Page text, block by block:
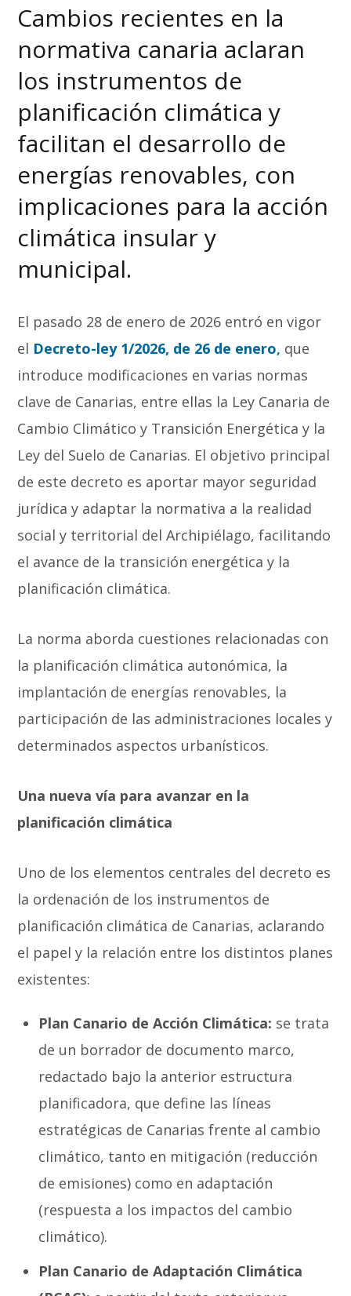
Cambios recientes en la
normativa canaria aclaran
los instrumentos de
planificación climática y
facilitan el desarrollo de
energías renovables, con
implicaciones para la acción
climática insular y
municipal.
El pasado 28 de enero de 2026 entró en vigor
el Decreto-ley 1/2026, de 26 de enero, que
introduce modificaciones en varias normas
clave de Canarias, entre ellas la Ley Canaria de
Cambio Climático y Transición Energética y la
Ley del Suelo de Canarias. El objetivo principal
de este decreto es aportar mayor seguridad
jurídica y adaptar la normativa a la realidad
social y territorial del Archipiélago, facilitando
el avance de la transición energética y la
planificación climática.
La norma aborda cuestiones relacionadas con
la planificación climática autonómica, la
implantación de energías renovables, la
participación de las administraciones locales y
determinados aspectos urbanísticos.
Una nueva vía para avanzar en la
planificación climática
Uno de los elementos centrales del decreto es
la ordenación de los instrumentos de
planificación climática de Canarias, aclarando
el papel y la relación entre los distintos planes
existentes:
Plan Canario de Acción Climática: se trata
de un borrador de documento marco,
redactado bajo la anterior estructura
planificadora, que define las líneas
estratégicas de Canarias frente al cambio
climático, tanto en mitigación (reducción
de emisiones) como en adaptación
(respuesta a los impactos del cambio
climático).
Plan Canario de Adaptación Climática